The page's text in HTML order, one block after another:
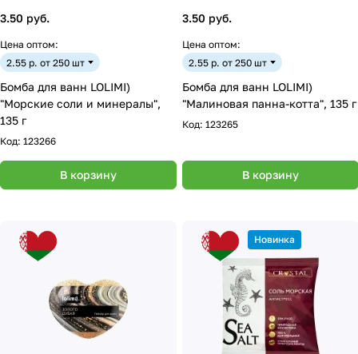
3.50 руб.
Цена оптом:
2.55 р. от 250 шт
Бомба для ванн LOLIMI)
"Морские соли и минералы",
135 г
Код: 123266
В корзину
3.50 руб.
Цена оптом:
2.55 р. от 250 шт
Бомба для ванн LOLIMI)
"Малиновая панна-котта", 135 г
Код: 123265
В корзину
Новинка